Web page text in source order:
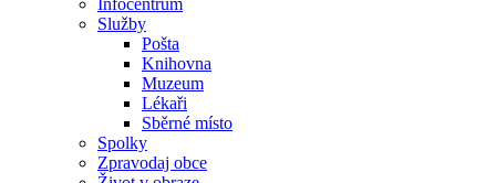
Infocentrum
Služby
Pošta
Knihovna
Muzeum
Lékaři
Sběrné místo
Spolky
Zpravodaj obce